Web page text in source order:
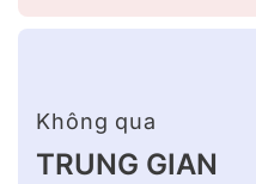
Không qua
TRUNG GIAN